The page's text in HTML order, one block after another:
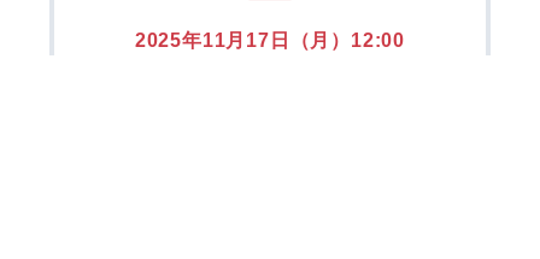
2025年11月17日（月）12:00